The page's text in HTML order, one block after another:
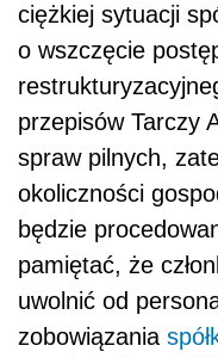
ciężkiej sytuacji
o wszczęcie
przepisów Tarczy
spraw pilnych,
okoliczności
będzie
pamiętać, że
uwolnić od
zobowiązania